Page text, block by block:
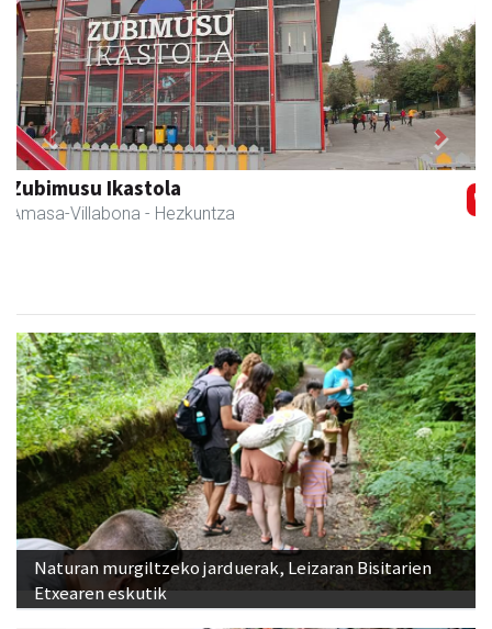
Eizmendi ile-apaindegia
Amasa-Villabona - Ile-apaindegiak
Previous Next
Naturan murgiltzeko jarduerak, Leizaran Bisitarien
Etxearen eskutik